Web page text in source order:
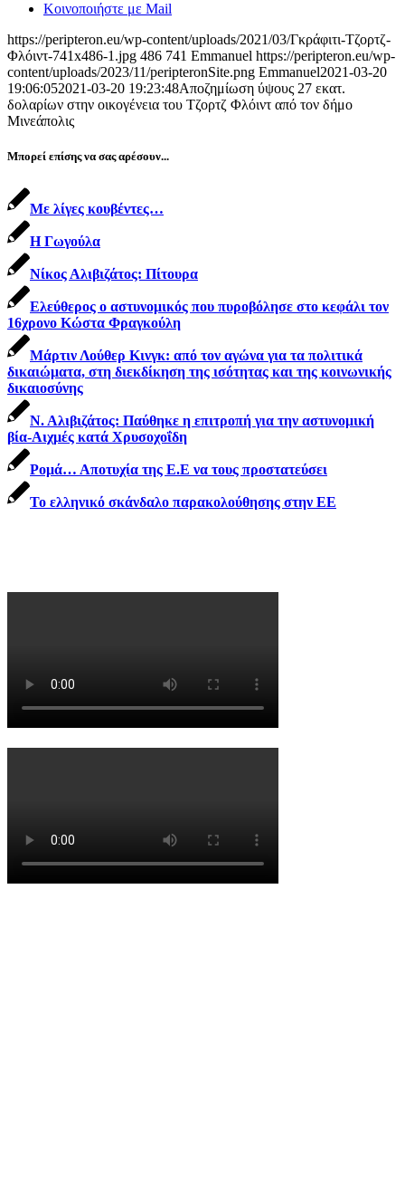
Κοινοποιήστε με Mail
https://peripteron.eu/wp-content/uploads/2021/03/Γκράφιτι-Τζορτζ-
Φλόιντ-741x486-1.jpg 486 741 Emmanuel https://peripteron.eu/wp-
content/uploads/2023/11/peripteronSite.png Emmanuel2021-03-20
19:06:052021-03-20 19:23:48Αποζημίωση ύψους 27 εκατ.
δολαρίων στην οικογένεια του Τζορτζ Φλόιντ από τον δήμο
Μινεάπολις
Μπορεί επίσης να σας αρέσουν...
Με λίγες κουβέντες…
H Γωγούλα
Νίκος Αλιβιζάτος: Πίτουρα
Ελεύθερος ο αστυνομικός που πυροβόλησε στο κεφάλι τον
16χρονο Κώστα Φραγκούλη
Mάρτιν Λούθερ Κινγκ: από τον αγώνα για τα πολιτικά
δικαιώματα, στη διεκδίκηση της ισότητας και της κοινωνικής
δικαιοσύνης
Ν. Αλιβιζάτος: Παύθηκε η επιτροπή για την αστυνομική
βία-Αιχμές κατά Χρυσοχοΐδη
Ρομά… Αποτυχία της Ε.Ε να τους προστατεύσει
To ελληνικό σκάνδαλο παρακολούθησης στην ΕΕ